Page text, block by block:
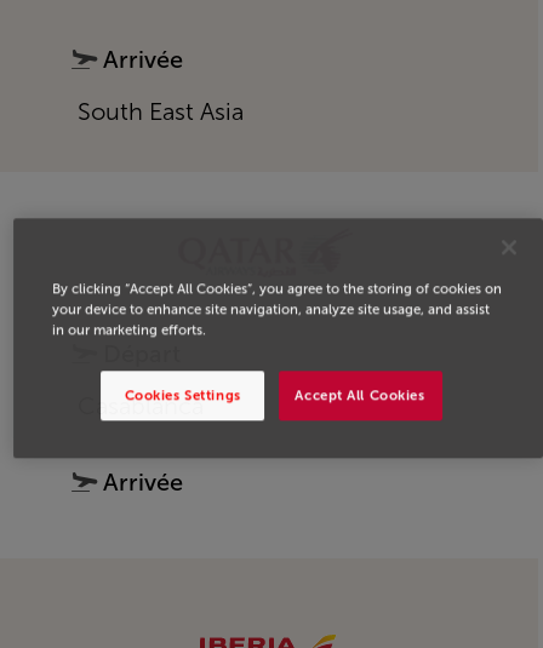
Arrivée
South East Asia
Casablanca
Arrivée
By clicking “Accept All Cookies”, you agree to the storing of cookies on
your device to enhance site navigation, analyze site usage, and assist
in our marketing efforts.
Accept All Cookies
Cookies Settings